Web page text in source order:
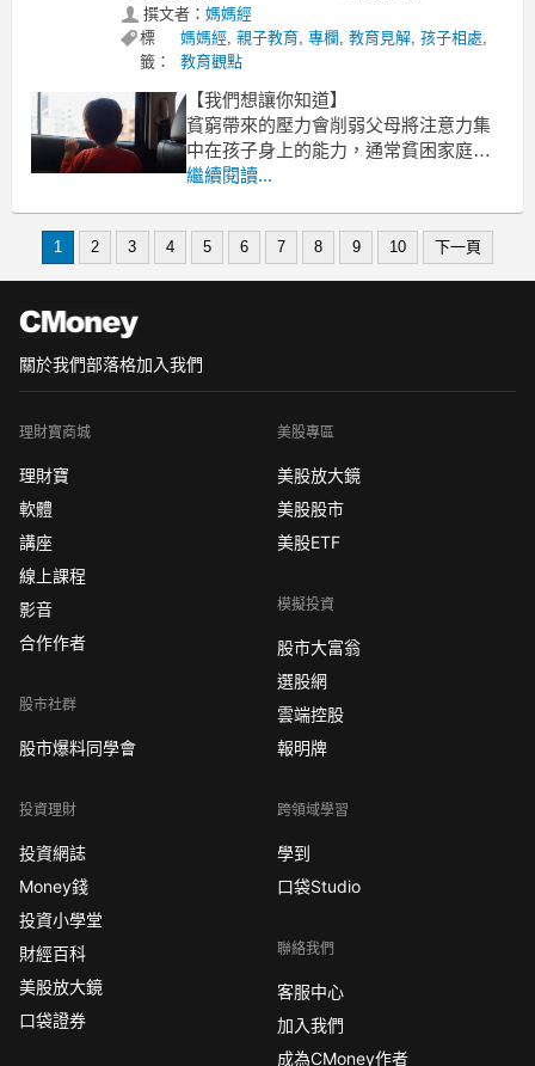
撰文者： 媽媽經
標
籤：
媽媽經,親子教育,專欄 ,教育見解,孩子相處,
教育觀點
【我們想讓你知道】
貧窮帶來的壓力會削弱父母將注意力集
中在孩子身上的能力，通常貧困家庭的
父母忙於工作，不像家庭富裕的父母有
小孩施加言語或肢體的暴力，孩子也更
繼續閱讀...
1 2 3 4 5 6 7 8 9 10 下一頁
關於我們部落格加入我們
理財寶商城
理財寶
軟體
講座
線上課程
影音
合作作者
股市社群
股市爆料同學會
投資理財
投資網誌
Money錢
投資小學堂
財經百科
美股放大鏡
口袋證券
美股專區
美股放大鏡
美股股市
美股ETF
模擬投資
股市大富翁
選股網
雲端控股
報明牌
跨領域學習
學到
口袋Studio
聯絡我們
客服中心
加入我們
成為CMoney作者